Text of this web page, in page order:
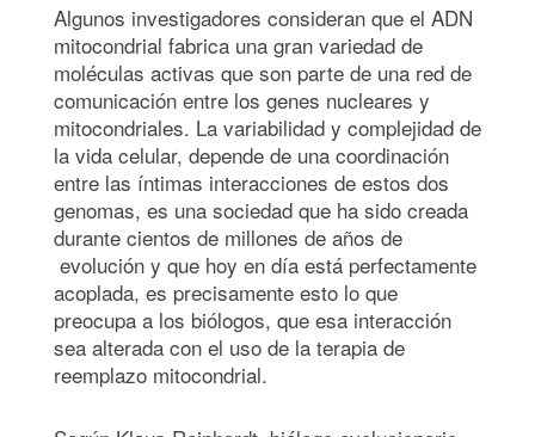
Algunos investigadores consideran que el ADN
mitocondrial fabrica una gran variedad de
moléculas activas que son parte de una red de
comunicación entre los genes nucleares y
mitocondriales. La variabilidad y complejidad de
la vida celular, depende de una coordinación
entre las íntimas interacciones de estos dos
genomas, es una sociedad que ha sido creada
durante cientos de millones de años de
evolución y que hoy en día está perfectamente
acoplada, es precisamente esto lo que
preocupa a los biólogos, que esa interacción
sea alterada con el uso de la terapia de
reemplazo mitocondrial.